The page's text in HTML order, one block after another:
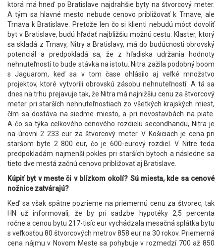
ktorá má hneď po Bratislave najdrahšie byty na štvorcový meter.
A tým sa hlavné mesto nebude cenovo približovať k Trnave, ale
Trnava k Bratislave. Pretože len čo si klienti nebudú môcť dovoliť
byt v Bratislave, budú hľadať najbližšiu možnú cestu. Klaster, ktorý
sa skladá z Trnavy, Nitry a Bratislavy, má do budúcnosti obrovský
potenciál a predpokladá sa, že z hľadiska udržania hodnoty
nehnuteľností to bude stávka na istotu. Nitra zažila podobný boom
s Jaguarom, keď sa v tom čase ohlásilo aj veľké množstvo
projektov, ktoré vytvorili obrovskú zásobu nehnuteľností. A tá sa
dnes na trhu prejavuje tak, že Nitra má najnižšiu cenu za štvorcový
meter pri starších nehnuteľnostiach zo všetkých krajských miest,
čím sa dostáva na siedme miesto, a pri novostavbách na piate.
A čo sa týka celkového cenového rozdielu secondhandu, Nitra je
na úrovni 2 233 eur za štvorcový meter. V Košiciach je cena pri
staršom byte 2 800 eur, čo je 600-eurový rozdiel. V Nitre teda
predpokladám najmenší pokles pri starších bytoch a následne sa
tieto dve mestá začnú cenovo približovať aj Bratislave.
Kúpiť byt v meste či v blízkom okolí? Sú miesta, kde sa cenové
nožnice zatvárajú?
Keď sa však spätne pozrieme na priemernú cenu za štvorec, tak
HN už informovali, že by pri sadzbe hypotéky 2,5 percenta
ročne a cenou bytu 217-tisíc eur vychádzala mesačná splátka bytu
s veľkosťou 80 štvorcových metrov 858 eur na 30 rokov. Priemerná
cena nájmu v Novom Meste sa pohybuje v rozmedzí 700 až 850